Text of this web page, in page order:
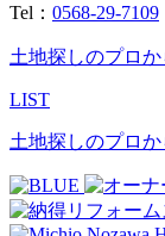
Tel： 0568-29-7109
土地探しのプロ
LIST
土地探しのプロ